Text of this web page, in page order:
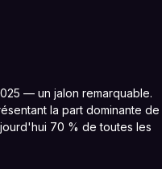
— un jalon remarquable.
la part dominante de
70 % de toutes les